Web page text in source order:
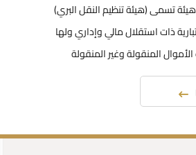
تسمى (هيئة تنظيم النقل البري)
ذات استقلال مالي وإداري ولها
المنقولة وغير المنقولة